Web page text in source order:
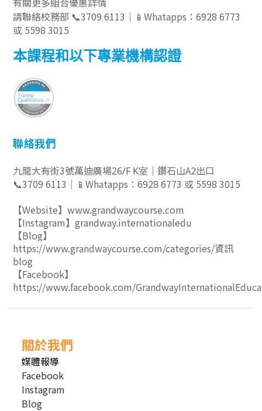
請聯絡校務部 📞3709 6113｜📱Whatapps：6928 6773
或 5598 3015
本課程和以下專業機構認證
聯絡我們
九龍大有街3號萬迪廣場26/F K室 ｜鑽石山A2出口
📞3709 6113｜📱Whatapps：6928 6773 或 5598 3015
【Website】 www.grandwaycourse.com
【Instagram】grandway.internationaledu
【Blog】
https://www.grandwaycourse.com/categories/資訊
blog
【Facebook】
https://www.facebook.com/
關於我們
媒體報導
Facebook
Instagram
Blog